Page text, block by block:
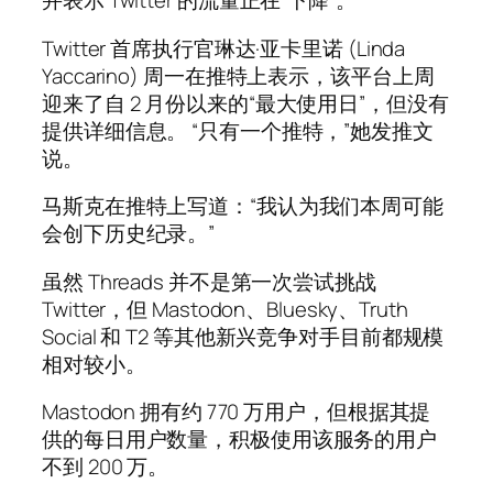
Twitter 首席执行官琳达·亚卡里诺 (Linda
Yaccarino) 周一在推特上表示，该平台上周
迎来了自 2 月份以来的“最大使用日”，但没有
提供详细信息。 “只有一个推特，”她发推文
说。
马斯克在推特上写道：“我认为我们本周可能
会创下历史纪录。”
虽然 Threads 并不是第一次尝试挑战
Twitter，但 Mastodon、Bluesky、Truth
Social 和 T2 等其他新兴竞争对手目前都规模
相对较小。
Mastodon 拥有约 770 万用户，但根据其提
供的每日用户数量，积极使用该服务的用户
不到 200 万。